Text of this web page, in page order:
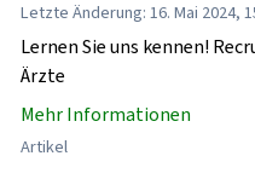
Letzte Änderung: 16. Mai 2024,
Lernen Sie uns kennen!
Ärzte
Mehr Informationen
Artikel